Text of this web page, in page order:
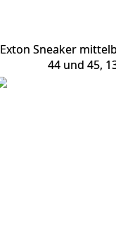
Exton Sneaker
44 und 45,